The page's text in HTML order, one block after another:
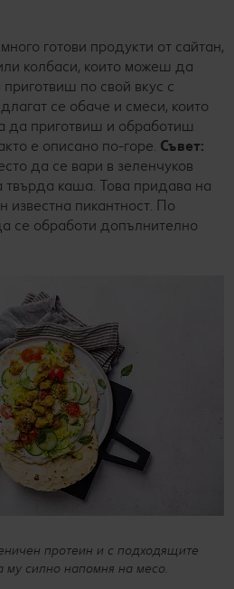
протеин и с подходящите
му силно напомня на месо.
готови продукти от сайтан,
колбаси, които можеш да
по свой вкус с
се обаче и смеси, които
да приготвиш и обработиш
е описано по-горе. Съвет:
да се вари в зеленчуков
твърда каша. Това придава на
известна пикантност. По
се обработи допълнително